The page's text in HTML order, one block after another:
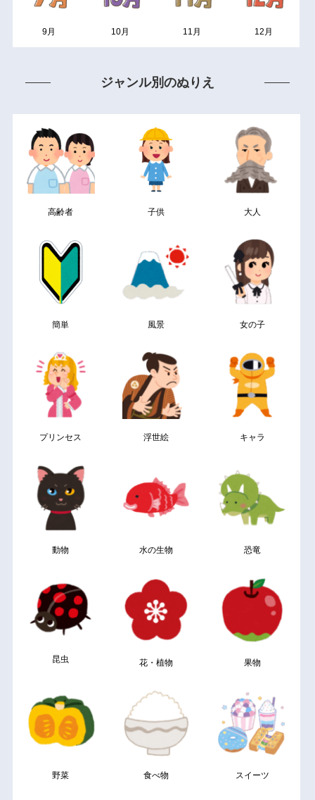
9月 10月 11月 12月
ジャンル別のぬりえ
高齢者 子供 大人
簡単 風景 女の子
プリンセス 浮世絵 キャラ
動物 水の生物 恐竜
昆虫 花・植物 果物
野菜 食べ物 スイーツ